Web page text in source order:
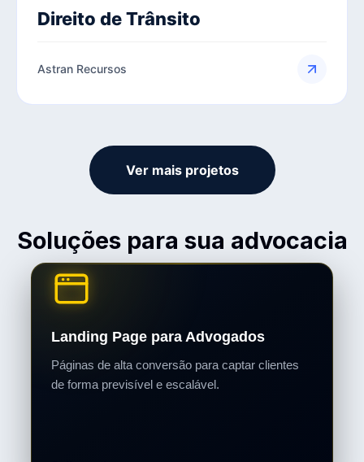
Direito de Trânsito
Astran Recursos
Ver mais projetos
Soluções para sua advocacia
Landing Page para Advogados
Páginas de alta conversão para captar clientes
de forma previsível e escalável.